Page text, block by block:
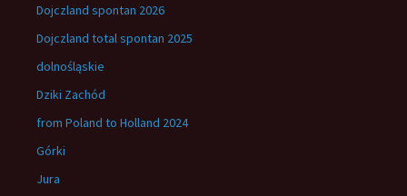
Dojczland spontan 2026
Dojczland total spontan 2025
dolnośląskie
Dziki Zachód
from Poland to Holland 2024
Górki
Jura